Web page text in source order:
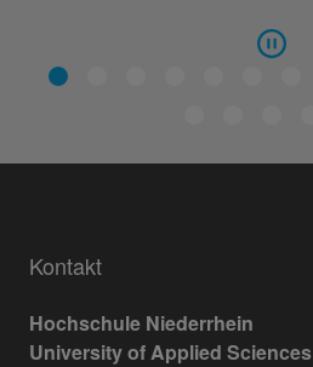
Kontakt
Hochschule Niederrhein
University of Applied Sciences